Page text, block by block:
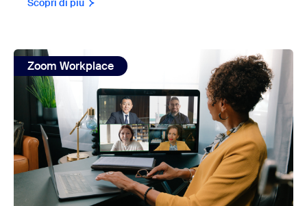
Scopri di più
view: Da start-up a "unicorno": sei motivi per cui Zoom
Zoom Workplace